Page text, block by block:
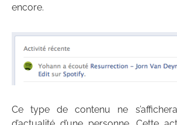
encore.
Ce type de contenu ne